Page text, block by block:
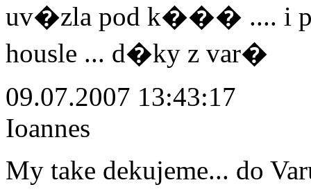
uv�zla pod k��� .... i
housle ... d�ky z var�
09.07.2007 13:43:17
Ioannes
My take dekujeme... do